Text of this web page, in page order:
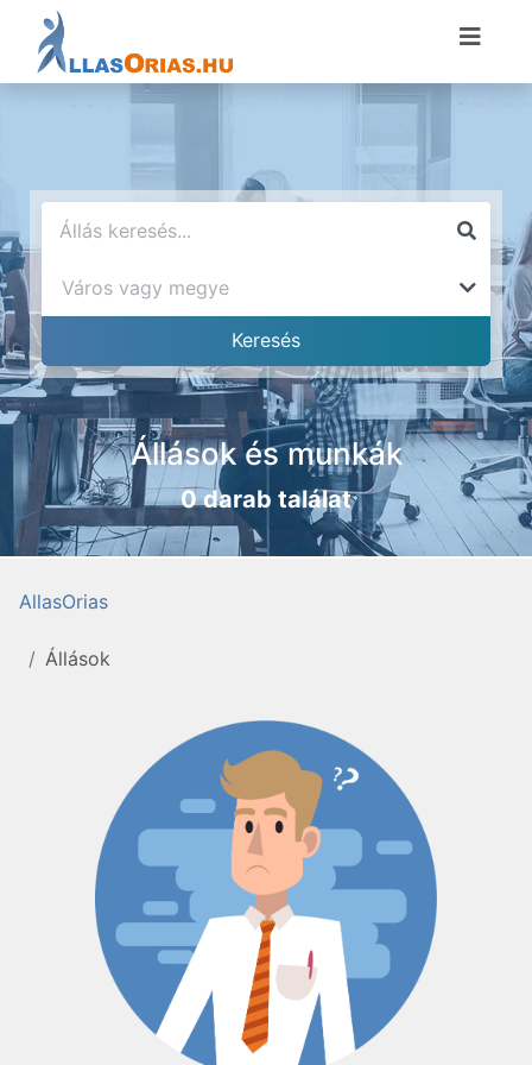
Állások és munkák
0 darab találat
AllasOrias
Állások